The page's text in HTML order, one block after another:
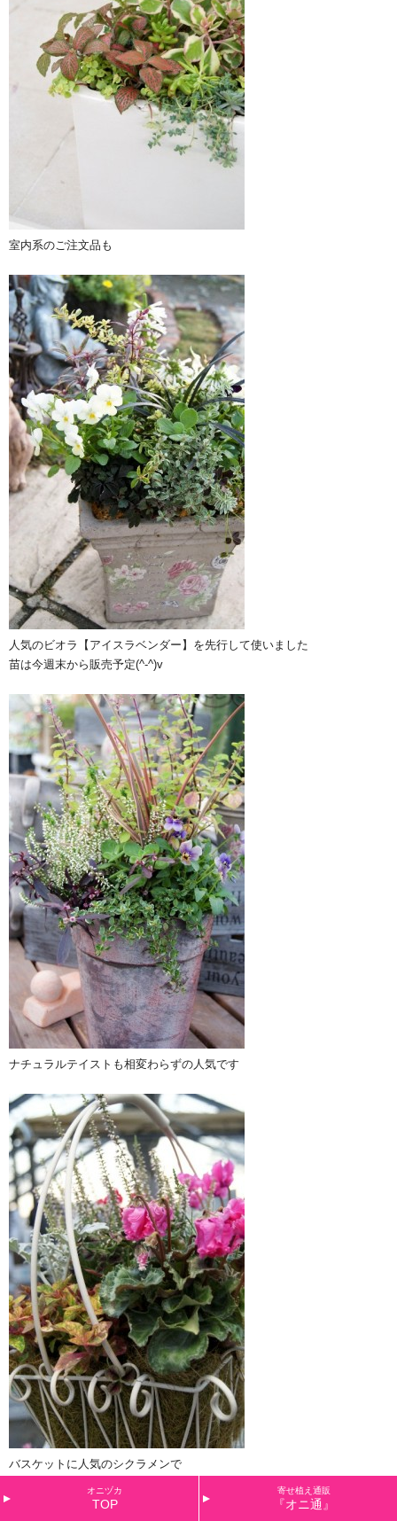
室内系のご注文品も
人気のビオラ【アイスラベンダー】を先行して使いました
苗は今週末から販売予定(^-^)v
ナチュラルテイストも相変わらずの人気です
バスケットに人気のシクラメンで
オニヅカ
TOP
寄せ植え通販
『オニ通』